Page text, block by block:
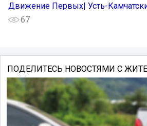
Движение Первых| Усть-
67
ПОДЕЛИТЕСЬ НОВОСТЯМИ С